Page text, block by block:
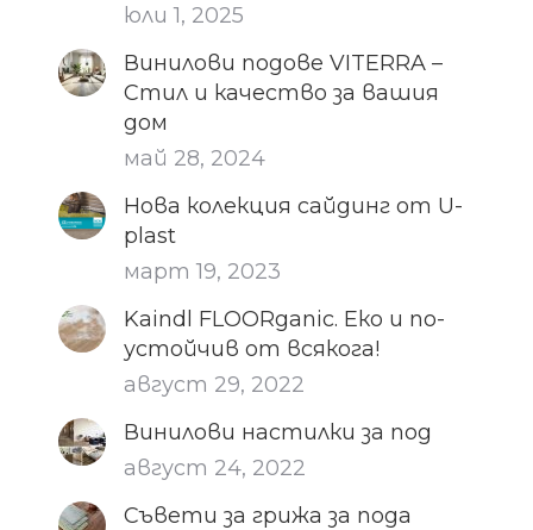
юли 1, 2025
Винилови подове VITERRA –
Стил и качество за вашия
дом
май 28, 2024
Нова колекция сайдинг от U-
plast
март 19, 2023
Kaindl FLOORganic. Еко и по-
устойчив от всякога!
август 29, 2022
Винилови настилки за под
август 24, 2022
Съвети за грижа за пода